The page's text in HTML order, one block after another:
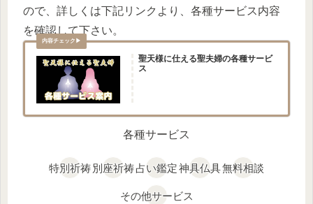
ので、詳しくは下記リンクより、各種サービス内容
を確認して下さい。
聖天様に仕える聖夫婦の各種サービ
ス
各種サービス
特別祈祷別座祈祷占い鑑定神具仏具無料相談
その他サービス